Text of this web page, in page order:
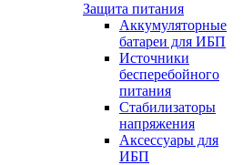
Защита питания
Аккумуляторные
батареи для ИБП
Источники
бесперебойного
питания
Стабилизаторы
напряжения
Аксессуары для
ИБП